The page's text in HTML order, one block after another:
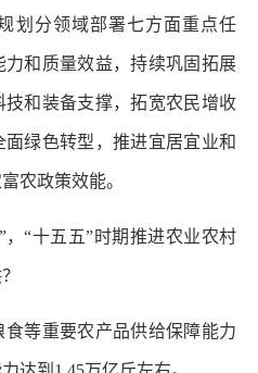
分领域部署七方面重点任
和质量效益，持续巩固拓展
和装备支撑，拓宽农民增收
绿色转型，推进宜居宜业和
农政策效能。
“十五五”时期推进农业农村
等重要农产品供给保障能力